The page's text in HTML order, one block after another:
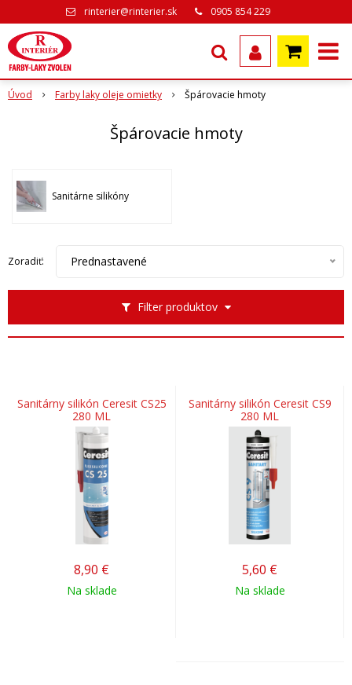
rinterier@rinterier.sk 0905 854 229
Úvod Farby laky oleje omietky Špárovacie hmoty
Špárovacie hmoty
Sanitárne silikóny
Filter produktov
Zoradiť: Prednastavené
Sanitárny silikón Ceresit CS25
280 ML
8,90 €
Na sklade
Sanitárny silikón Ceresit CS9
280 ML
5,60 €
Na sklade